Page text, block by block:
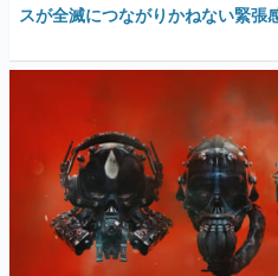
スが全滅につながりかねない緊張